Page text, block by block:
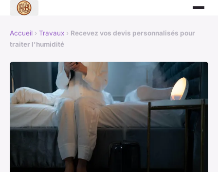
Accueil › Travaux › Recevez vos devis personnalisés pour
traiter l'humidité